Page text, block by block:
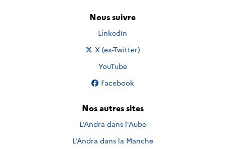
Nous suivre
Nous suivre sur
LinkedIn
Nous suivre sur
X (ex-Twitter)
Nous suivre sur
YouTube
Nous suivre sur
Facebook
Nos autres sites
L'Andra dans l'Aube
L'Andra dans la Manche